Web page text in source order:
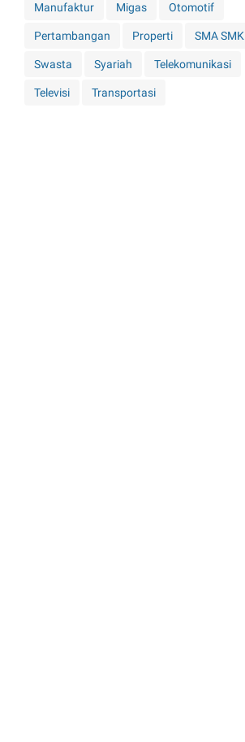
Manufaktur Migas Otomotif
Pertambangan Properti SMA SMK
Swasta Syariah Telekomunikasi
Televisi Transportasi